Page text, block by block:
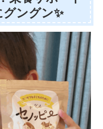
ングン✨